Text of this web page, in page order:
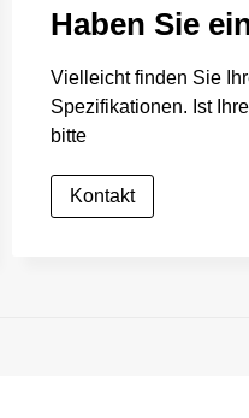
Haben Sie
Vielleicht finden Sie
Spezifikationen. Ist
bitte
Kontakt